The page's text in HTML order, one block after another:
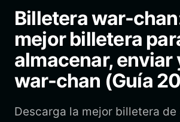
Bahasa Indonesia
ภาษาไทย
Español
Português (Brasil)
Billetera war-
mejor billetera
almacenar, enviar
war-chan (Guía
Descarga la mejor billetera de